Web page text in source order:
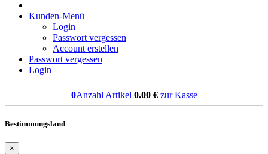
Kunden-Menü
Login
Passwort vergessen
Account erstellen
Passwort vergessen
Login
0Anzahl Artikel 0.00€ zur Kasse
Bestimmungsland
×